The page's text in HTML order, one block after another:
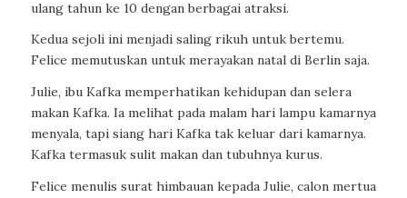
ulang tahun ke 10 dengan berbagai atraksi.
Kedua sejoli ini menjadi saling rikuh untuk bertemu.
Felice memutuskan untuk merayakan natal di Berlin saja.
Julie, ibu Kafka memperhatikan kehidupan dan selera
makan Kafka. Ia melihat pada malam hari lampu kamarnya
menyala, tapi siang hari Kafka tak keluar dari kamarnya.
Kafka termasuk sulit makan dan tubuhnya kurus.
Felice menulis surat himbauan kepada Julie, calon mertua